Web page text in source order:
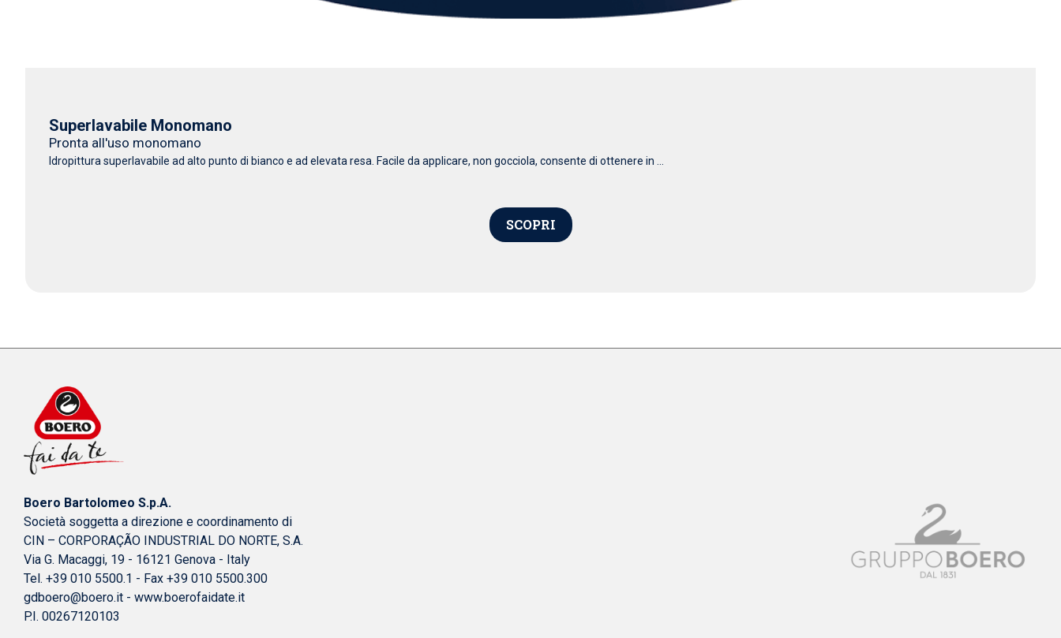
Superlavabile Monomano
Pronta all'uso monomano
Idropittura superlavabile ad alto punto di bianco e ad elevata resa. Facile da applicare, non gocciola, consente di ottenere in ...
SCOPRI
Boero Bartolomeo S.p.A.
Società soggetta a direzione e coordinamento di
CIN – CORPORAÇÃO INDUSTRIAL DO NORTE, S.A.
Via G. Macaggi, 19 - 16121 Genova - Italy
Tel. +39 010 5500.1 - Fax +39 010 5500.300
gdboero@boero.it - www.boerofaidate.it
P.I. 00267120103